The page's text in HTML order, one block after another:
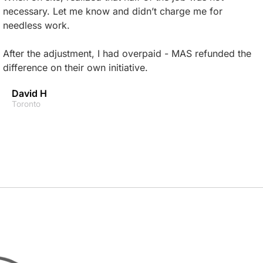
necessary. Let me know and didn’t charge me for
needless work.
After the adjustment, I had overpaid - MAS refunded the
difference on their own initiative.
David H
Toronto